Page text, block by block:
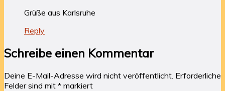
Grüße aus Karlsruhe
Reply
Schreibe einen Kommentar
Deine E-Mail-Adresse wird nicht veröffentlicht. Erforderliche
Felder sind mit * markiert